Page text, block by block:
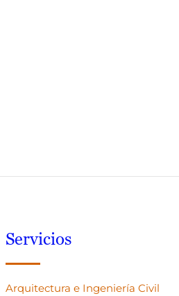
Servicios
Arquitectura e Ingeniería Civil